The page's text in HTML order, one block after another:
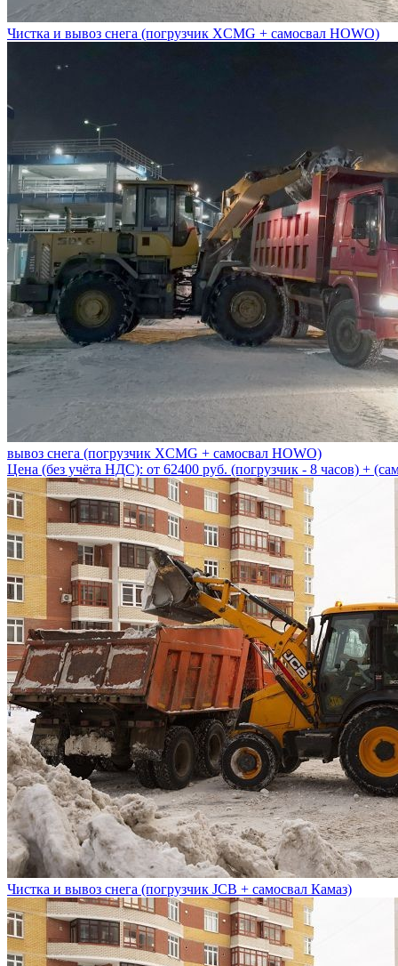
Чистка и вывоз снега (погрузчик XCMG + самосвал HOWO)
вывоз снега (погрузчик XCMG + самосвал HOWO)
Цена (без учёта НДС): от 62400 руб. (погрузчик - 8 часов) +
Чистка и вывоз снега (погрузчик JCB + самосвал Камаз)